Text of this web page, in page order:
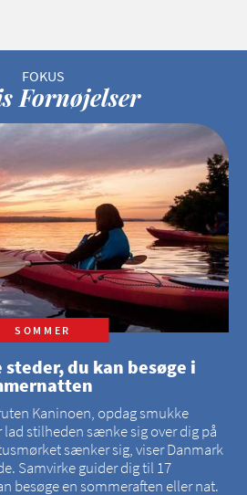
Fornøjelser
SOMMER
steder, du kan besøge i
Kaninoen, opdag smukke
stilheden sænke sig over dig på
sænker sig, viser Danmark
Samvirke guider dig til 17
besøge en sommeraften eller nat.